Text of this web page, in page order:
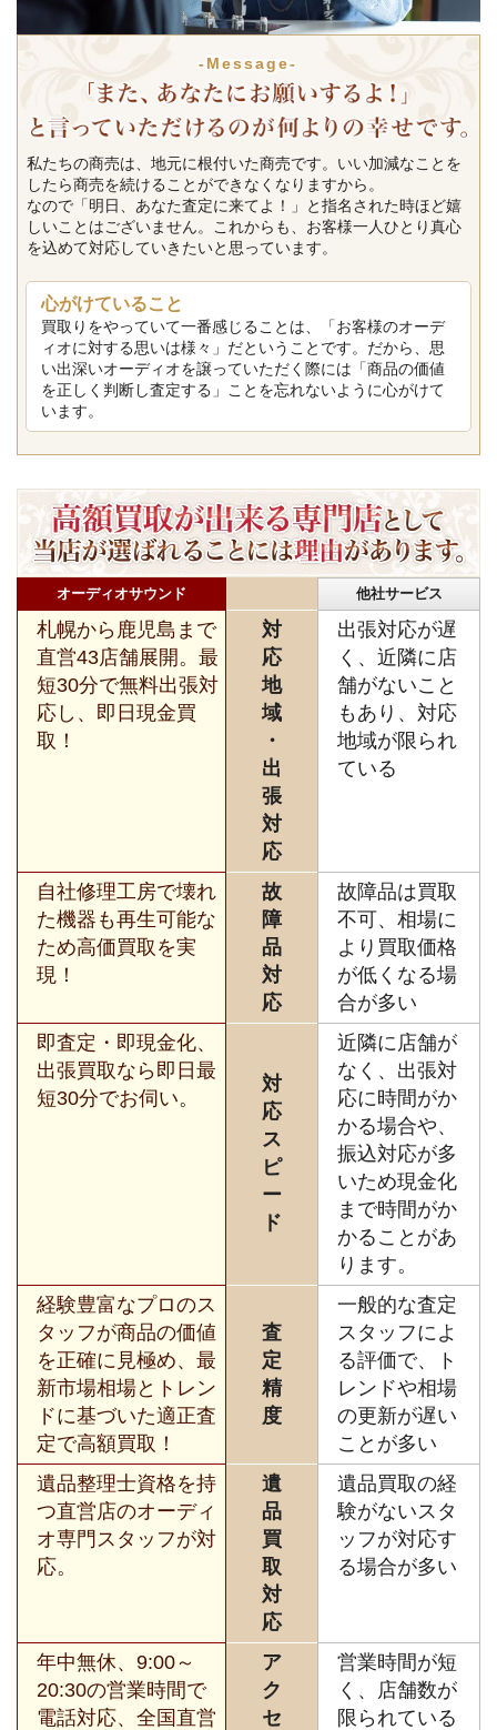
-Message-
私たちの商売は、地元に根付いた商売です。いい加減なことを
したら商売を続けることができなくなりますから。
なので「明日、あなた査定に来てよ！」と指名された時ほど嬉
しいことはございません。これからも、お客様一人ひとり真心
を込めて対応していきたいと思っています。
心がけていること
買取りをやっていて一番感じることは、「お客様のオーデ
ィオに対する思いは様々」だということです。だから、思
い出深いオーディオを譲っていただく際には「商品の価値
を正しく判断し査定する」ことを忘れないように心がけて
います。
オーディオサウンド 他社サービス
札幌から鹿児島まで
直営43店舗展開。最
短30分で無料出張対
応し、即日現金買
取！
対
応
地
域
・
出
張
対
応
出張対応が遅
く、近隣に店
舗がないこと
もあり、対応
地域が限られ
ている
自社修理工房で壊れ
た機器も再生可能な
ため高価買取を実
現！
故
障
品
対
応
故障品は買取
不可、相場に
より買取価格
が低くなる場
合が多い
即査定・即現金化、
出張買取なら即日最
短30分でお伺い。
対
応
ス
ピ
ー
ド
近隣に店舗が
なく、出張対
応に時間がか
かる場合や、
振込対応が多
いため現金化
まで時間がか
かることがあ
ります。
経験豊富なプロのス
タッフが商品の価値
を正確に見極め、最
新市場相場とトレン
ドに基づいた適正査
定で高額買取！
査
定
精
度
一般的な査定
スタッフによ
る評価で、ト
レンドや相場
の更新が遅い
ことが多い
遺品整理士資格を持
つ直営店のオーディ
オ専門スタッフが対
応。
遺
品
買
取
対
応
遺品買取の経
験がないスタ
ッフが対応す
る場合が多い
年中無休、9:00～
20:30の営業時間で
電話対応、全国直営
ア
ク
セ
営業時間が短
く、店舗数が
限られている